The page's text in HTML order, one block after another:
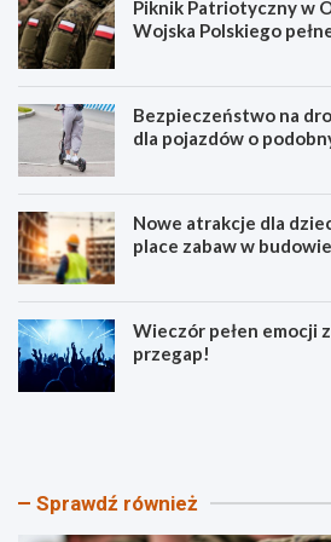
Piknik Patriotyczny w
Wojska Polskiego
Bezpieczeństwo na
dla pojazdów o
Nowe atrakcje dla
place zabaw w budowie
Wieczór pełen emocji
przegap!
P
k
B
e Sprawdź również